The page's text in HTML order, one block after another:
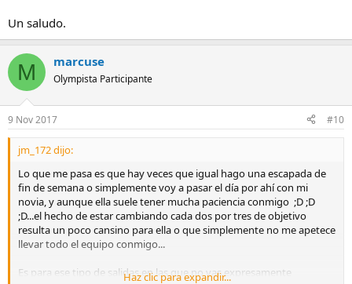
Un saludo.
M marcuse
Olympista Participante
9 Nov 2017 #10
jm_172 dijo:
Lo que me pasa es que hay veces que igual hago una escapada de
fin de semana o simplemente voy a pasar el día por ahí con mi
novia, y aunque ella suele tener mucha paciencia conmigo ;D ;D
;D...el hecho de estar cambiando cada dos por tres de objetivo
resulta un poco cansino para ella o que simplemente no me apetece
llevar todo el equipo conmigo...
Es para ese tipo de salidas en las que no vas expresamente
Haz clic para expandir...